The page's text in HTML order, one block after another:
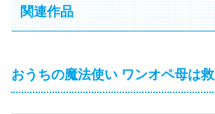
関連作品
おうちの魔法使い ワンオペ母は